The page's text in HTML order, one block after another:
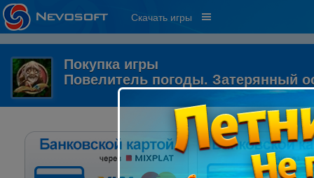
Скачать игры
Покупка игры
Повелитель погоды. Затерянный